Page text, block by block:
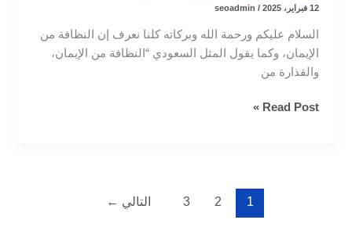
12 فبراير، 2025 /
seoadmin
السلام عليكم ورحمة الله وبركاته كلنا نعرف إن النظافة من
الإيمان، وكما يقول المثل السعودي “النظافة من الإيمان،
والقذارة من
شركة
Read Post »
1
2
3 التالي ←